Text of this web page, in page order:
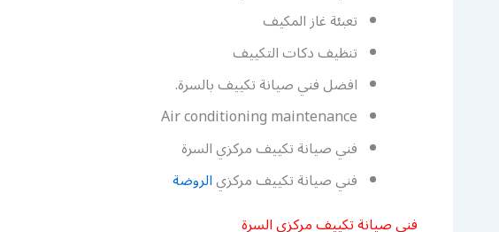
تعبئة غاز المكيف
تنظيف دكات التكييف
افضل فني صيانة تكييف بالسرة.
Air conditioning maintenance
فني صيانة تكييف مركزي السرة
فني صيانة تكييف مركزيالروضة
فني صيانة تكييف مركزي السرة